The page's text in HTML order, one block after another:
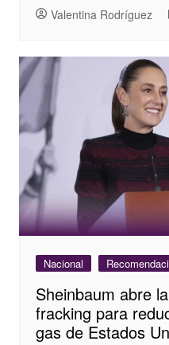
Valentina Rodríguez
Nacional
Sheinbaum abre
fracking para
gas de Estados